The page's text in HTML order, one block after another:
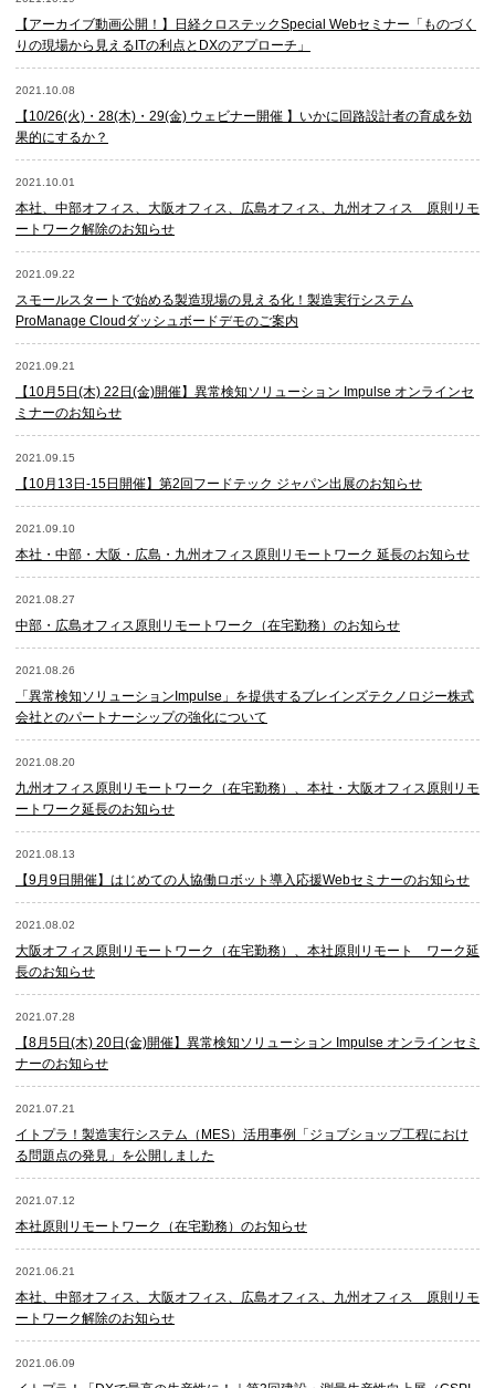
【アーカイブ動画公開！】日経クロステックSpecial Webセミナー「ものづく
りの現場から見えるITの利点とDXのアプローチ」
2021.10.08
【10/26(火)・28(木)・29(金) ウェビナー開催 】いかに回路設計者の育成を効
果的にするか？
2021.10.01
本社、中部オフィス、大阪オフィス、広島オフィス、九州オフィス 原則リモ
ートワーク解除のお知らせ
2021.09.22
スモールスタートで始める製造現場の見える化！製造実行システム
ProManage Cloudダッシュボードデモのご案内
2021.09.21
【10月5日(木) 22日(金)開催】異常検知ソリューション Impulse オンラインセ
ミナーのお知らせ
2021.09.15
【10月13日-15日開催】第2回フードテック ジャパン出展のお知らせ
2021.09.10
本社・中部・大阪・広島・九州オフィス原則リモートワーク 延長のお知らせ
2021.08.27
中部・広島オフィス原則リモートワーク（在宅勤務）のお知らせ
2021.08.26
「異常検知ソリューションImpulse」を提供するブレインズテクノロジー株式
会社とのパートナーシップの強化について
2021.08.20
九州オフィス原則リモートワーク（在宅勤務）、本社・大阪オフィス原則リモ
ートワーク延長のお知らせ
2021.08.13
【9月9日開催】はじめての人協働ロボット導入応援Webセミナーのお知らせ
2021.08.02
大阪オフィス原則リモートワーク（在宅勤務）、本社原則リモート ワーク延
長のお知らせ
2021.07.28
【8月5日(木) 20日(金)開催】異常検知ソリューション Impulse オンラインセミ
ナーのお知らせ
2021.07.21
イトプラ！製造実行システム（MES）活用事例「ジョブショップ工程におけ
る問題点の発見」を公開しました
2021.07.12
本社原則リモートワーク（在宅勤務）のお知らせ
2021.06.21
本社、中部オフィス、大阪オフィス、広島オフィス、九州オフィス 原則リモ
ートワーク解除のお知らせ
2021.06.09